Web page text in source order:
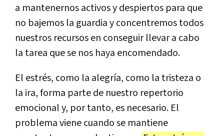
a mantenernos activos y despiertos para que
no bajemos la guardia y concentremos todos
nuestros recursos en conseguir llevar a cabo
la tarea que se nos haya encomendado.
El estrés, como la alegría, como la tristeza o
la ira, forma parte de nuestro repertorio
emocional y, por tanto, es necesario. El
problema viene cuando se mantiene